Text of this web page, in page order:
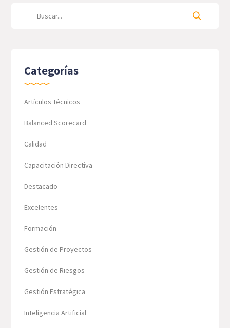
Categorías
Artículos Técnicos
Balanced Scorecard
Calidad
Capacitación Directiva
Destacado
Excelentes
Formación
Gestión de Proyectos
Gestión de Riesgos
Gestión Estratégica
Inteligencia Artificial